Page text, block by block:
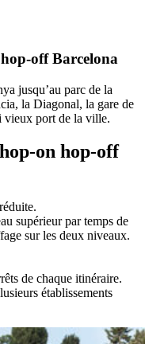
off Barcelona
jusqu’au parc de la
la Diagonal, la gare de
vieux port de la ville.
on hop-off
supérieur par temps de
sur les deux niveaux.
de chaque itinéraire.
établissements